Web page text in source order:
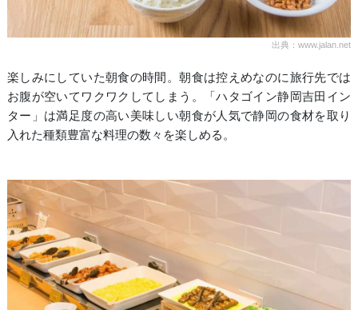
出典：www.jalan.net
楽しみにしていた朝食の時間。朝食は控えめなのに旅行先では
お腹が空いてワクワクしてしまう。「ハタゴイン静岡吉田イン
ター」は満足度の高い美味しい朝食が人気で静岡の食材を取り
入れた種類豊富な料理の数々を楽しめる。